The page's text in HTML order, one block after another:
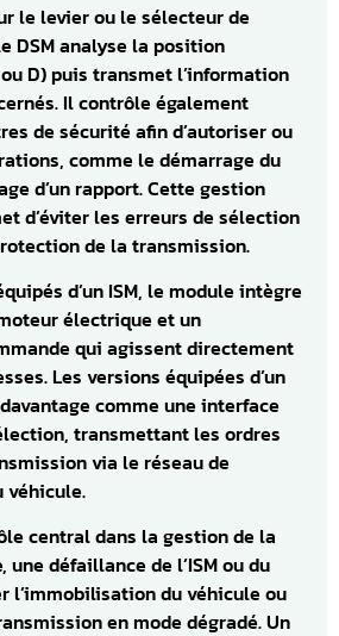
le levier ou le sélecteur de
DSM analyse la position
ou D) puis transmet l’information
Il contrôle également
de sécurité afin d’autoriser ou
comme le démarrage du
d’un rapport. Cette gestion
d’éviter les erreurs de sélection
de la transmission.
d’un ISM, le module intègre
électrique et un
qui agissent directement
Les versions équipées d’un
comme une interface
transmettant les ordres
via le réseau de
véhicule.
central dans la gestion de la
défaillance de l’ISM ou du
l’immobilisation du véhicule ou
en mode dégradé. Un